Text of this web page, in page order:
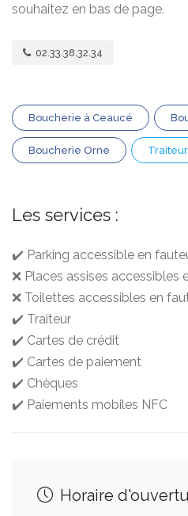
souhaitez en bas de page.
02.33.38.32.34
Boucherie à Ceaucé
Boucherie Orne Traiteur
Les services :
✔️ Parking accessible en
❌ Places assises accessibles
❌ Toilettes accessibles en
✔️ Traiteur
✔️ Cartes de crédit
✔️ Cartes de paiement
✔️ Chèques
✔️ Paiements mobiles NFC
Horaire